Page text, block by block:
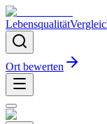
Lebensqualität
Ort bewerten